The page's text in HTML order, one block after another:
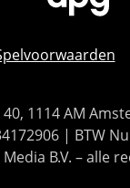
1114 AM
| BTW
B.V. – alle